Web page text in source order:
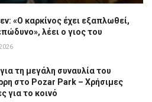
«Ο καρκίνος έχει εξαπλωθεί,
λέει ο γιος του
τη μεγάλη συναυλία του
στο Pozar Park – Χρήσιμες
για το κοινό